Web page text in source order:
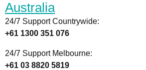
Australia
24/7 Support Countrywide:
+61 1300 351 076
24/7 Support Melbourne:
+61 03 8820 5819